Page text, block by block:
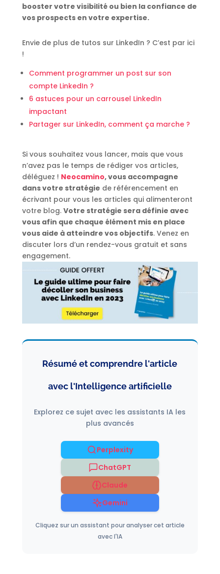
booster votre visibilité ou bien la confiance de
vos prospects en votre expertise.
Envie de plus de tutos sur LinkedIn ? C’est par ici
!
Comment programmer un post sur son
compte LinkedIn ?
6 astuces pour un carrousel LinkedIn
impactant
Partager sur LinkedIn, comment ça marche ?
Si vous souhaitez vous lancer, mais que vous
n’avez pas le temps de rédiger vos articles,
déléguez ! Neocamino, vous accompagne
dans votre stratégie de référencement en
écrivant pour vous les articles qui alimenteront
votre blog. Votre stratégie sera définie avec
vous afin que chaque élément mis en place
vous aide à atteindre vos objectifs. Venez en
discuter lors d’un rendez-vous gratuit et sans
engagement.
Résumé et comprendre l'article
avec l'Intelligence artificielle
Explorez ce sujet avec les assistants IA les
plus avancés
Perplexity
ChatGPT
Claude
Gemini
Cliquez sur un assistant pour analyser cet article
avec l'IA